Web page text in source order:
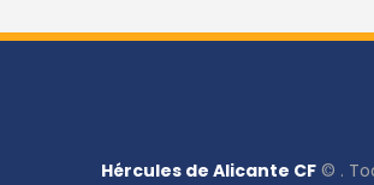
Hércules de Alicante CF © .